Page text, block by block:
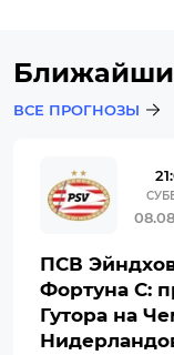
ВСЕ ПРОГНОЗЫ
ПСВ
Фортуна С:
Гутора на